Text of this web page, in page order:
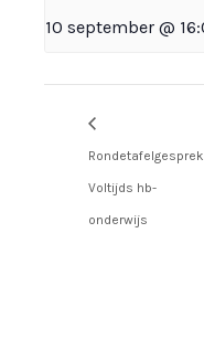
10 september @
Rondetafelgesprek
Voltijds hb-
onderwijs